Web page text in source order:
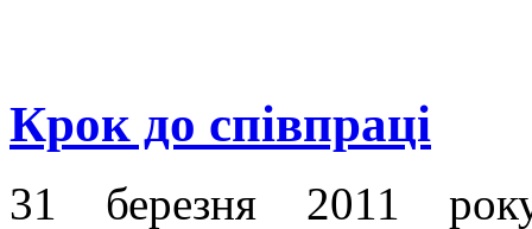
Крок до співпраці
31 березня 2011